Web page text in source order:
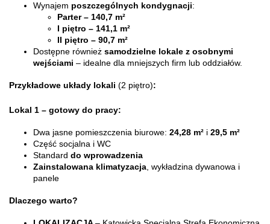
Wynajem poszczególnych kondygnacji:
Parter – 140,7 m²
I piętro – 141,1 m²
II piętro – 90,7 m²
Dostępne również samodzielne lokale z osobnymi
wejściami – idealne dla mniejszych firm lub oddziałów.
Przykładowe układy lokali (2 piętro):
Lokal 1 – gotowy do pracy:
Dwa jasne pomieszczenia biurowe: 24,28 m² i 29,5 m²
Część socjalna i WC
Standard do wprowadzenia
Zainstalowana klimatyzacja, wykładzina dywanowa i
panele
Dlaczego warto?